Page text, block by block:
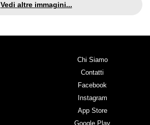
Vedi altre immagini...
Chi Siamo
Contatti
Facebook
Instagram
App Store
Google Play